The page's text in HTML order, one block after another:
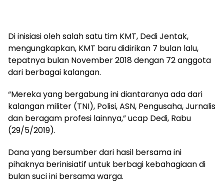
Di inisiasi oleh salah satu tim KMT, Dedi Jentak,
mengungkapkan, KMT baru didirikan 7 bulan lalu,
tepatnya bulan November 2018 dengan 72 anggota
dari berbagai kalangan.
“Mereka yang bergabung ini diantaranya ada dari
kalangan militer (TNI), Polisi, ASN, Pengusaha, Jurnalis
dan beragam profesi lainnya,” ucap Dedi, Rabu
(29/5/2019).
Dana yang bersumber dari hasil bersama ini
pihaknya berinisiatif untuk berbagi kebahagiaan di
bulan suci ini bersama warga.